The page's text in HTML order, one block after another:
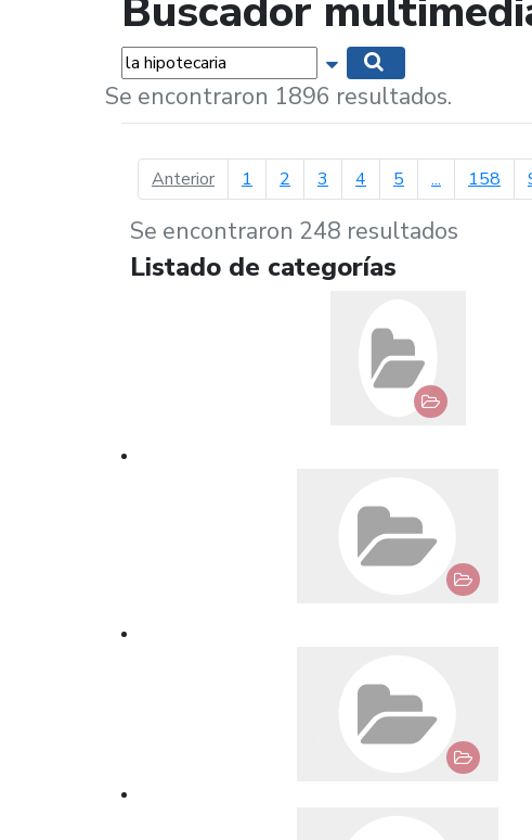
Buscador
Palabras... Mostrar opciones de
Se encontraron 1896 resultados.
Anteriorpágina anterior
1 2 3 4 5 ... 158
Se encontraron 248 resultados
Listado de categorías